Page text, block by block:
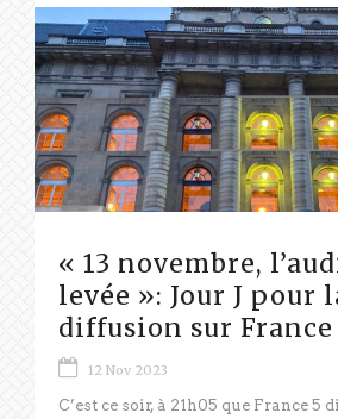
« 13 novembre,
levée »: Jour J pour
diffusion sur France
12 Nov 2023
C’est ce soir, à 21h05 que France 5